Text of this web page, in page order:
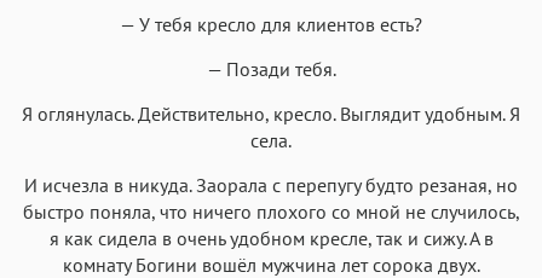
— У тебя кресло для клиентов есть?
— Позади тебя.
Я оглянулась. Действительно, кресло. Выглядит удобным. Я
села.
И исчезла в никуда. Заорала с перепугу будто резаная, но
быстро поняла, что ничего плохого со мной не случилось,
я как сидела в очень удобном кресле, так и сижу. А в
комнату Богини вошёл мужчина лет сорока двух.